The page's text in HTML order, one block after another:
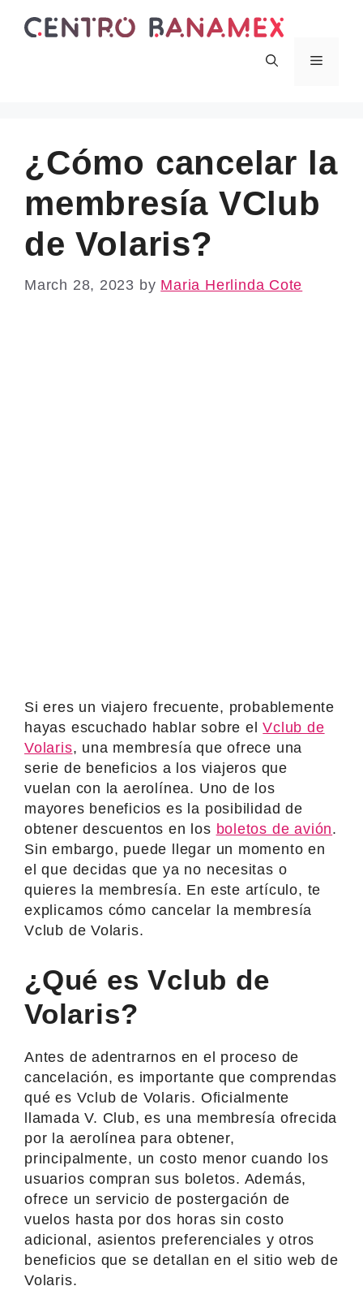
Menu
¿Cómo cancelar la
membresía VClub
de Volaris?
March 28, 2023 by Maria Herlinda Cote
Si eres un viajero frecuente, probablemente
hayas escuchado hablar sobre elVclub de
Volaris, una membresía que ofrece una
serie de beneficios a los viajeros que
vuelan con la aerolínea. Uno de los
mayores beneficios es la posibilidad de
obtener descuentos en los boletos de avión.
Sin embargo, puede llegar un momento en
el que decidas que ya no necesitas o
quieres la membresía. En este artículo, te
explicamos cómo cancelar la membresía
Vclub de Volaris.
¿Qué es Vclub de
Volaris?
Antes de adentrarnos en el proceso de
cancelación, es importante que comprendas
qué es Vclub de Volaris. Oficialmente
llamada V. Club, es una membresía ofrecida
por la aerolínea para obtener,
principalmente, un costo menor cuando los
usuarios compran sus boletos. Además,
ofrece un servicio de postergación de
vuelos hasta por dos horas sin costo
adicional, asientos preferenciales y otros
beneficios que se detallan en el sitio web de
Volaris.